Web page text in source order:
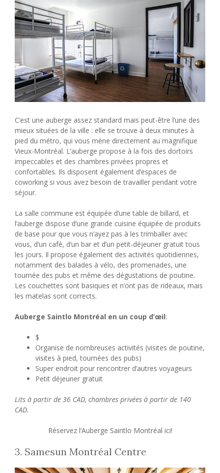
C’est une auberge assez standard mais peut-être l’une des
mieux situées de la ville : elle se trouve à deux minutes à
pied du métro, qui vous mène directement au magnifique
Vieux-Montréal. L’auberge propose à la fois des dortoirs
impeccables et des chambres privées propres et
confortables. Ils disposent également d’espaces de
coworking si vous avez besoin de travailler pendant votre
séjour.
La salle commune est équipée d’une table de billard, et
l’auberge dispose d’une grande cuisine équipée de produits
de base pour que vous n’ayez pas à les trimballer avec
vous, d’un café, d’un bar et d’un petit-déjeuner gratuit tous
les jours. Il propose également des activités quotidiennes,
notamment des balades à vélo, des promenades, une
tournée des pubs et même des dégustations de poutine.
Les couchettes sont basiques et n’ont pas de rideaux, mais
les matelas sont corrects.
Auberge Saintlo Montréal en un coup d’œil:
$
Organise de nombreuses activités (visites de poutine,
visites à pied, tournées des pubs)
Super endroit pour rencontrer d’autres voyageurs
Petit déjeuner gratuit
Lits à partir de 36 CAD, chambres privées à partir de 140
CAD.
Réservez l’Auberge Saintlo Montréal ici!
3. Samesun Montréal Centre